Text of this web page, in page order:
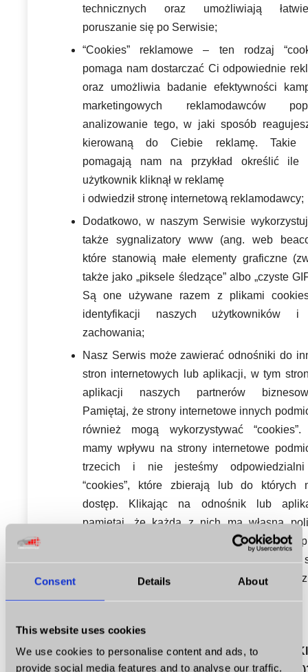
Consent Details About
This website uses cookies
We use cookies to personalise content and ads, to
provide social media features and to analyse our traffic.
technicznych oraz umożliwiają
poruszanie się po Serwisie;
“Cookies” reklamowe – ten rodzaj
pomaga nam dostarczać Ci odpowiednie
oraz umożliwia badanie efektywności
marketingowych reklamodawców
analizowanie tego, w jaki sposób
kierowaną do Ciebie reklamę. Takie
pomagają nam na przykład określić ile
użytkownik kliknął w reklamę
i odwiedził stronę internetową reklamodawcy;
Dodatkowo, w naszym Serwisie
także sygnalizatory www (ang. web
które stanowią małe elementy graficzne
także jako „piksele śledzące” albo „czyste
Są one używane razem z plikami
identyfikacji naszych użytkowników
zachowania;
Nasz Serwis może zawierać odnośniki do
stron internetowych lub aplikacji, w tym
aplikacji naszych partnerów
Pamiętaj, że strony internetowe innych
również mogą wykorzystywać
mamy wpływu na strony internetowe
trzecich i nie jesteśmy
“cookies”, które zbierają lub do których
dostęp. Klikając na odnośnik lub
pamiętaj, że każda z nich ma własną
“cookies”. Z tego powodu prosimy, abyś
rozpoczęciem korzystania z innych
internetowych lub aplikacji zapoznał się
4. CZY W NASZYM SERWISIE MAMY
PODMIOTÓW TRZECICH LUB WTYCZKI (PLUG-